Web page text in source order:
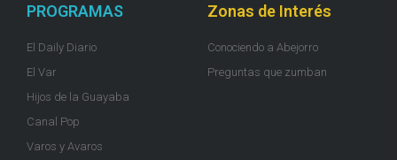
PROGRAMAS
El Daily Diario
El Var
Hijos de la Guayaba
Canal Pop
Varos y Avaros
Zonas de Interés
Conociendo a Abejorro
Preguntas que zumban